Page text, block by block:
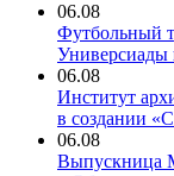
06.08
Футбольный
Универсиады
06.08
Институт
в создании
06.08
Выпускница